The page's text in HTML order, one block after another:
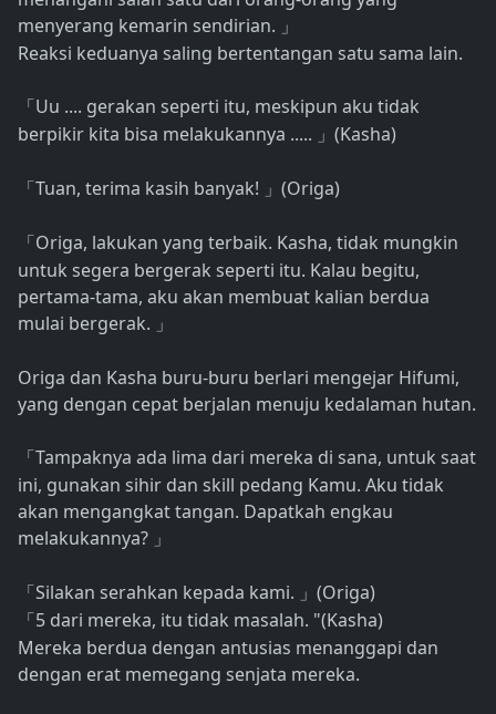
menyerang kemarin sendirian.
」
Reaksi keduanya saling bertentangan satu sama lain.
「 Uu .... gerakan seperti itu, meskipun aku tidak
berpikir kita bisa melakukannya .....
」 (Kasha)
「 Tuan, terima kasih banyak! 」 (Origa)
「 Origa, lakukan yang terbaik. Kasha, tidak mungkin
untuk segera bergerak seperti itu. Kalau begitu,
pertama-tama, aku akan membuat kalian berdua
mulai bergerak.
」
Origa dan Kasha buru-buru berlari mengejar Hifumi,
yang dengan cepat berjalan menuju kedalaman hutan.
「 Tampaknya ada lima dari mereka di sana, untuk saat
ini, gunakan sihir dan skill pedang Kamu. Aku tidak
akan mengangkat tangan. Dapatkah engkau
melakukannya? 」
「 Silakan serahkan kepada kami. 」 (Origa)
「 5 dari mereka, itu tidak masalah. "(Kasha)
Mereka berdua dengan antusias menanggapi dan
dengan erat memegang senjata mereka.